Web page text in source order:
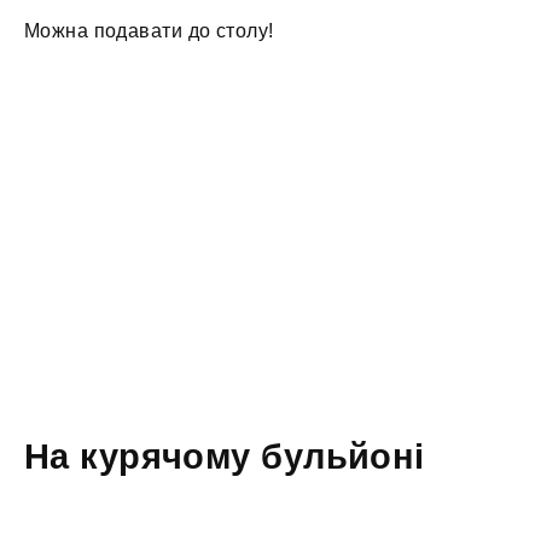
Можна подавати до столу!
На курячому бульйоні